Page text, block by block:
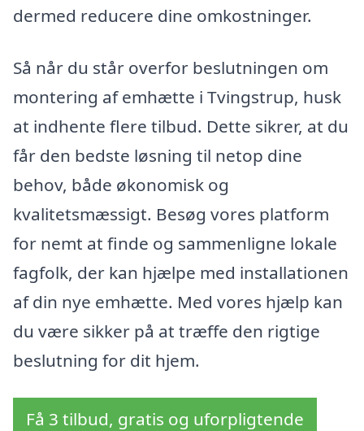
dermed reducere dine omkostninger.
Så når du står overfor beslutningen om
montering af emhætte i Tvingstrup, husk
at indhente flere tilbud. Dette sikrer, at du
får den bedste løsning til netop dine
behov, både økonomisk og
kvalitetsmæssigt. Besøg vores platform
for nemt at finde og sammenligne lokale
fagfolk, der kan hjælpe med installationen
af din nye emhætte. Med vores hjælp kan
du være sikker på at træffe den rigtige
beslutning for dit hjem.
Få 3 tilbud, gratis og uforpligtende